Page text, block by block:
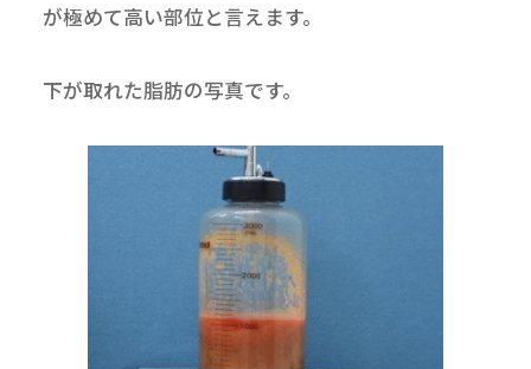
が極めて高い部位と言えます。
下が取れた脂肪の写真です。